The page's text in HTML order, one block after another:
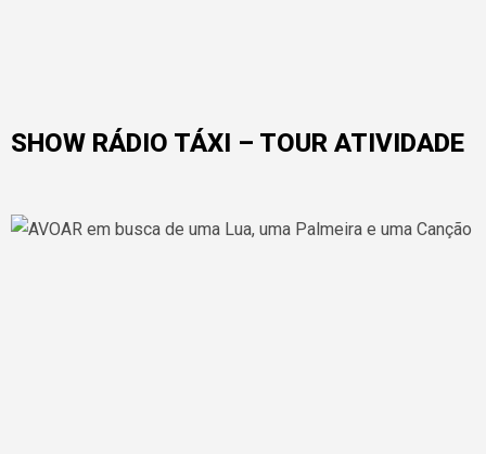
SHOW RÁDIO TÁXI – TOUR ATIVIDADE